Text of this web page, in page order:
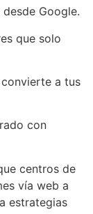
Google.
que solo
a tus
con
centros de
vía web a
estrategias